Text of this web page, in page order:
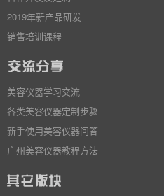
2019年新产品研发
销售培训课程
美容仪器学习交流
各类美容仪器定制步骤
新手使用美容仪器问答
广州美容仪器教程方法